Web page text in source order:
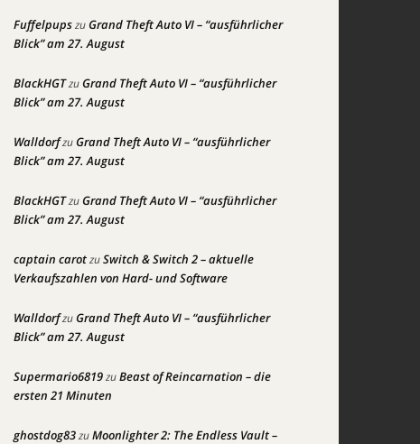
FuffelpupszuGrand Theft Auto VI – “ausführlicher
Blick” am 27. August
BlackHGTzuGrand Theft Auto VI – “ausführlicher
Blick” am 27. August
WalldorfzuGrand Theft Auto VI – “ausführlicher
Blick” am 27. August
BlackHGTzuGrand Theft Auto VI – “ausführlicher
Blick” am 27. August
captain carotzuSwitch & Switch 2 – aktuelle
Verkaufszahlen von Hard- und Software
WalldorfzuGrand Theft Auto VI – “ausführlicher
Blick” am 27. August
Supermario6819zuBeast of Reincarnation – die
ersten 21 Minuten
ghostdog83zuMoonlighter 2: The Endless Vault –